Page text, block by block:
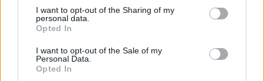
I want to opt-out of the Sharing of my
personal data.
Opted In
I want to opt-out of the Sale of my
Personal Data.
Opted In
Leijonat julkisti ketjut Sveitsi-peliin –
Aleksander Barkov tekee paluun
kaukaloon
Venäläisveskari sekosi Suomen 2.